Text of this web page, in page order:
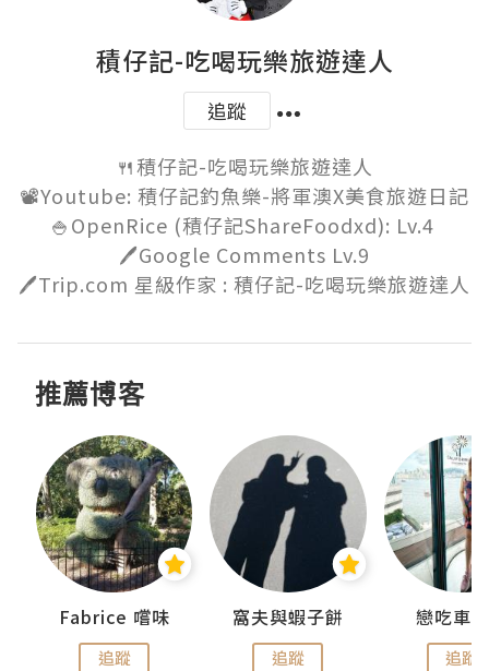
積仔記-吃喝玩樂旅遊達人
追蹤
🍴積仔記-吃喝玩樂旅遊達人
📽️Youtube: 積仔記釣魚樂-將軍澳X美食旅遊日記
🍚OpenRice (積仔記ShareFoodxd): Lv.4
🖊️Google Comments Lv.9
🖊️Trip.com 星級作家 : 積仔記-吃喝玩樂旅遊達人
推薦博客
Fabrice 嚐味
追蹤
窩夫與蝦子餅
追蹤
戀吃車
追蹤